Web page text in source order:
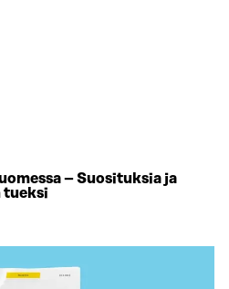
– Suosituksia ja
tueksi